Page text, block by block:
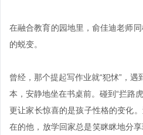
在融合教育的园地里，俞佳迪老师
的蜕变。
曾经，那个提起写作业就“犯怵”，
本，安静地坐在书桌前。碰到“拦路
更让家长惊喜的是孩子性格的变化
在的他，放学回家总是笑眯眯地分